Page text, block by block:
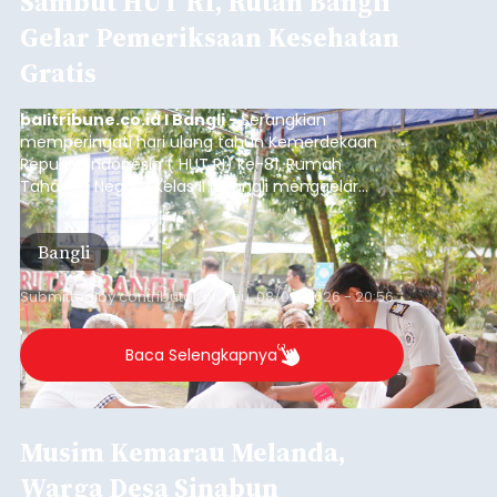
Gelar Pemeriksaan Kesehatan
Gratis
balitribune.co.id I Bangli -Serangkian
memperingati hari ulang tahun Kemerdekaan
Republik Indonesia ( HUT RI) ke-81, Rumah
Tahanan Negara Kelas II B Bangli menggelar
kegiatan pemeriksaan kesehatan gratis, Rabu
(6/8/2026).
Bangli
Submitted bycontributor Thu, 08/06/2026 - 20:56
Baca Selengkapnya
Musim Kemarau Melanda,
Warga Desa Sinabun